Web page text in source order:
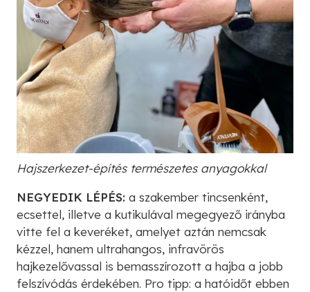
Hajszerkezet-építés természetes anyagokkal
NEGYEDIK LÉPÉS: a szakember tincsenként,
ecsettel, illetve a kutikulával megegyező irányba
vitte fel a keveréket, amelyet aztán nemcsak
kézzel, hanem ultrahangos, infravörös
hajkezelővassal is bemasszírozott a hajba a jobb
felszívódás érdekében. Pro tipp: a hatóidőt ebben